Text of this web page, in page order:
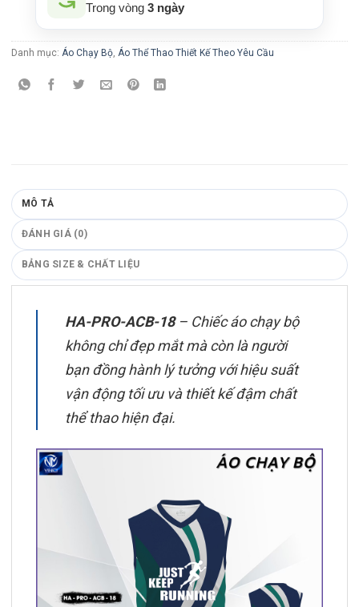
Trong vòng 3 ngày
Danh mục: Áo Chạy Bộ Áo Thể Thao Thiết Kế Theo Yêu Cầu
MÔ TẢ
ĐÁNH GIÁ (0)
BẢNG SIZE & CHẤT LIỆU
HA-PRO-ACB-18– Chiếc áo chạy bộ
không chỉ đẹp mắt mà còn là người
bạn đồng hành lý tưởng với hiệu suất
vận động tối ưu và thiết kế đậm chất
thể thao hiện đại.